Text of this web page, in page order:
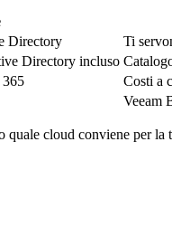
Directory
Ti
Directory incluso
365
Costi a
Veeam
cloud conviene per